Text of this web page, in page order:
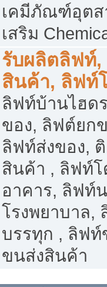
เคมีภัณฑ์อุตส
เสริม
รับผลิตลิฟท์
สินค้า, ลิฟท์
ลิฟท์บ้านไฮด
ของ, ลิฟต์ยก
ลิฟท์ส่งของ,
สินค้า , ลิฟท์
อาคาร, ลิฟท์
โรงพยาบาล,
บรรทุก , ลิฟ
ขนส่งสินค้า